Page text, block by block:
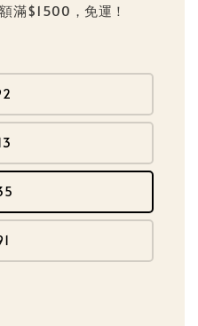
滿$1500，免運！